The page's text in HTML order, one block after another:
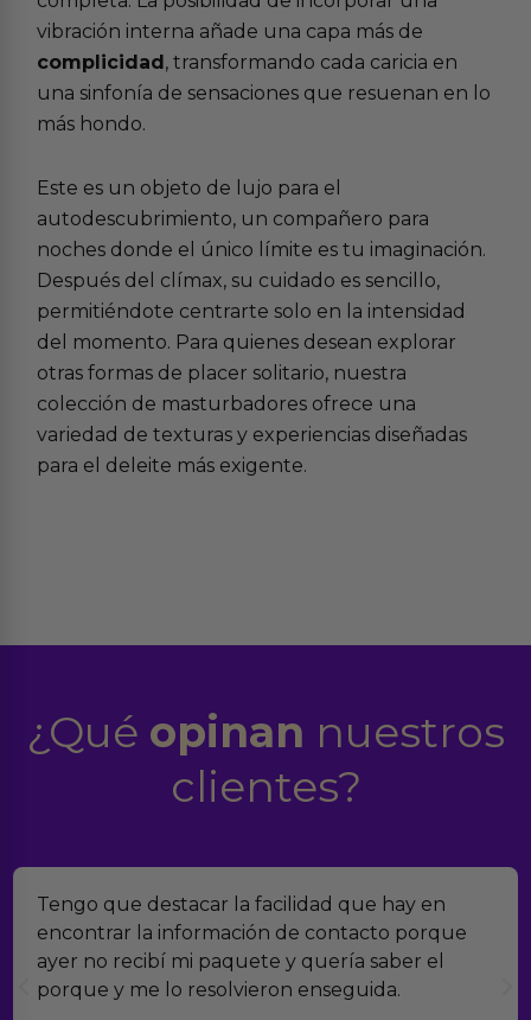
vibración interna añade una capa más de
complicidad, transformando cada caricia en
una sinfonía de sensaciones que resuenan en lo
más hondo.
Este es un objeto de lujo para el
autodescubrimiento, un compañero para
noches donde el único límite es tu imaginación.
Después del clímax, su cuidado es sencillo,
permitiéndote centrarte solo en la intensidad
del momento. Para quienes desean explorar
otras formas de placer solitario, nuestra
colección de masturbadores ofrece una
variedad de texturas y experiencias diseñadas
para el deleite más exigente.
¿Qué opinan nuestros
clientes?
Encontramos Erotiks a través de Google y la
verdad es que nos han sorprendido. Tienen
muchísimos productos y han sido super atentos
con el seguimiento del pedido.